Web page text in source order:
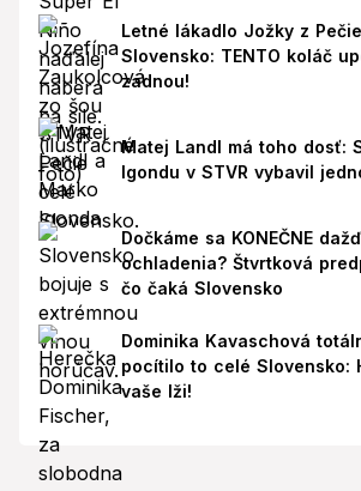
Letné lákadlo Jožky z
Slovensko: TENTO koláč
zadnou!
Matej Landl má toho dosť:
Igondu v STVR vybavil
Dočkáme sa KONEČNE
ochladenia? Štvrtková
čo čaká Slovensko
Dominika Kavaschová
pocítilo to celé Slovensko:
vaše lži!